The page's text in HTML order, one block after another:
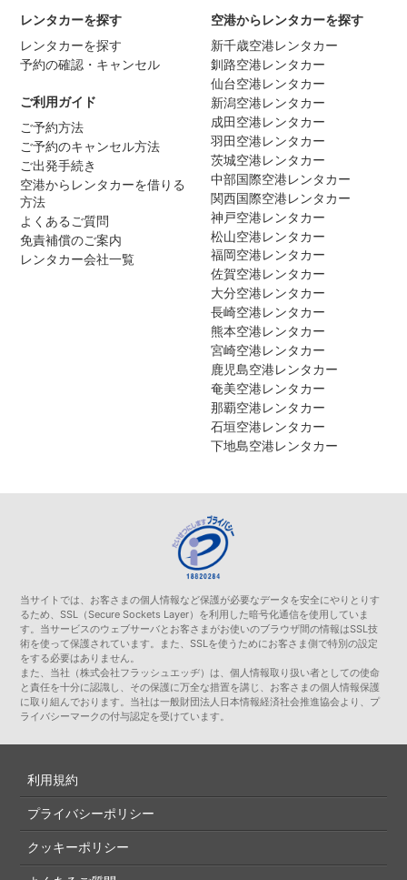
レンタカーを探す
レンタカーを探す
予約の確認・キャンセル
ご利用ガイド
ご予約方法
ご予約のキャンセル方法
ご出発手続き
空港からレンタカーを借りる
方法
よくあるご質問
免責補償のご案内
レンタカー会社一覧
空港からレンタカーを探す
新千歳空港レンタカー
釧路空港レンタカー
仙台空港レンタカー
新潟空港レンタカー
成田空港レンタカー
羽田空港レンタカー
茨城空港レンタカー
中部国際空港レンタカー
関西国際空港レンタカー
神戸空港レンタカー
松山空港レンタカー
福岡空港レンタカー
佐賀空港レンタカー
大分空港レンタカー
長崎空港レンタカー
熊本空港レンタカー
宮崎空港レンタカー
鹿児島空港レンタカー
奄美空港レンタカー
那覇空港レンタカー
石垣空港レンタカー
下地島空港レンタカー
当サイトでは、お客さまの個人情報など保護が必要なデータを安全にやりとりす
るため、SSL（Secure Sockets Layer）を利用した暗号化通信を使用していま
す。当サービスのウェブサーバとお客さまがお使いのブラウザ間の情報はSSL技
術を使って保護されています。また、SSLを使うためにお客さま側で特別の設定
をする必要はありません。
また、当社（株式会社フラッシュエッヂ）は、個人情報取り扱い者としての使命
と責任を十分に認識し、その保護に万全な措置を講じ、お客さまの個人情報保護
に取り組んでおります。当社は一般財団法人日本情報経済社会推進協会より、プ
ライバシーマークの付与認定を受けています。
利用規約
プライバシーポリシー
クッキーポリシー